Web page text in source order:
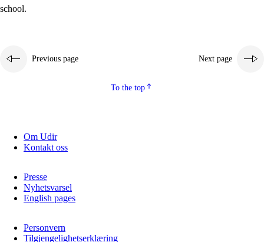
3.2 Teaching and differentiated instruction
3.3 Cooperation between home and school
3.4
On-the-job training in a training establishment and
3.5 Professional environment and school development
school.
Previous page Next page
To the top
Om Udir
Kontakt oss
Presse
Nyhetsvarsel
English pages
Personvern
Tilgjengelighetserklæring